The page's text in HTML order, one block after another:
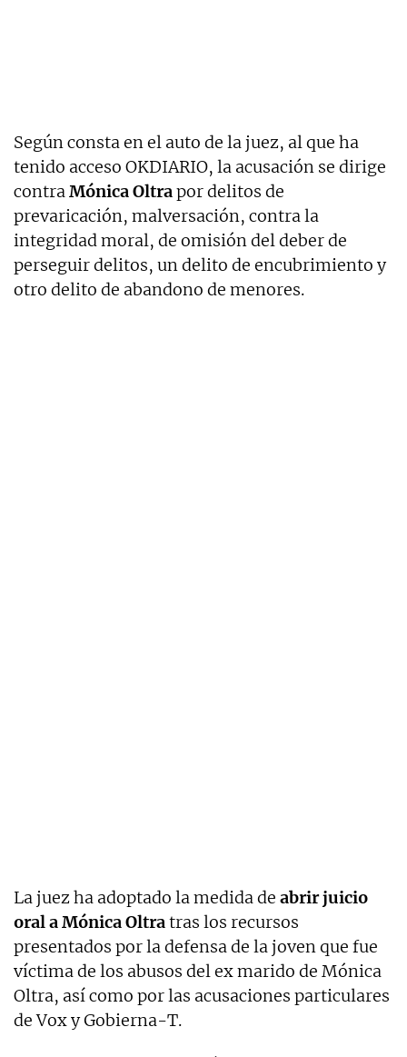
Según consta en el auto de la juez, al que ha
tenido acceso OKDIARIO, la acusación se dirige
contraMónica Oltrapor delitos de
prevaricación, malversación, contra la
integridad moral, de omisión del deber de
perseguir delitos, un delito de encubrimiento y
otro delito de abandono de menores.
La juez ha adoptado la medida de abrir juicio
oral a Mónica Oltratras los recursos
presentados por la defensa de la joven que fue
víctima de los abusos del ex marido de Mónica
Oltra, así como por las acusaciones particulares
de Vox y Gobierna-T.